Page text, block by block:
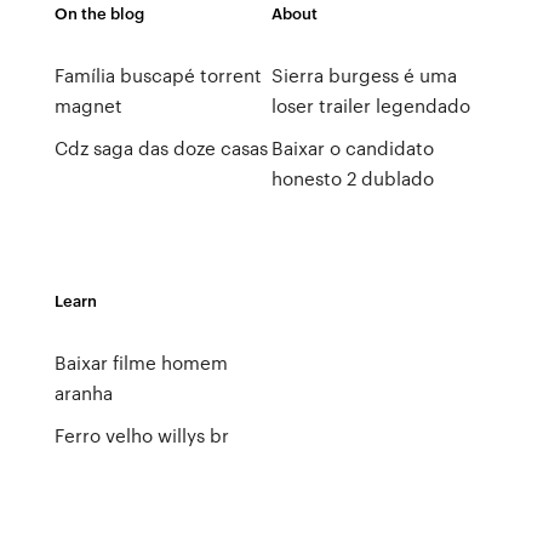
On the blog
Família buscapé torrent
magnet
Cdz saga das doze casas
About
Sierra burgess é uma
loser trailer legendado
Baixar o candidato
honesto 2 dublado
Learn
Baixar filme homem
aranha
Ferro velho willys br